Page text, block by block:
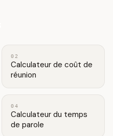
02
Calculateur de coût de
réunion
04
Calculateur du temps
de parole